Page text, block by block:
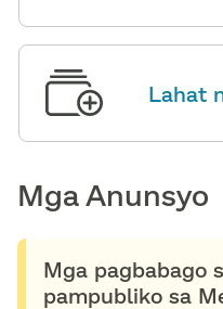
Lahat
Mga Anunsyo​​
Mga pagbabago
pampubliko sa